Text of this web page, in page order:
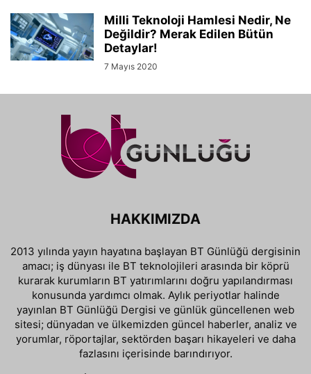
Milli Teknoloji Hamlesi Nedir, Ne
Değildir? Merak Edilen Bütün
Detaylar!
7 Mayıs 2020
HAKKIMIZDA
2013 yılında yayın hayatına başlayan BT Günlüğü dergisinin
amacı; iş dünyası ile BT teknolojileri arasında bir köprü
kurarak kurumların BT yatırımlarını doğru yapılandırması
konusunda yardımcı olmak. Aylık periyotlar halinde
yayınlan BT Günlüğü Dergisi ve günlük güncellenen web
sitesi; dünyadan ve ülkemizden güncel haberler, analiz ve
yorumlar, röportajlar, sektörden başarı hikayeleri ve daha
fazlasını içerisinde barındırıyor.